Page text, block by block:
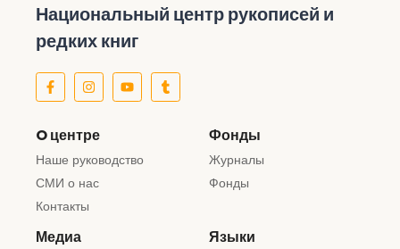
Национальный центр рукописей и
редких книг
O центре
Наше руководство
СМИ о нас
Контакты
Фонды
Журналы
Фонды
Медиа Языки